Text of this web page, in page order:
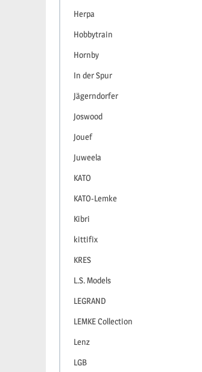
Herpa
Hobbytrain
Hornby
In der Spur
Jägerndorfer
Joswood
Jouef
Juweela
KATO
KATO-Lemke
Kibri
kittifix
KRES
L.S. Models
LEGRAND
LEMKE Collection
Lenz
LGB